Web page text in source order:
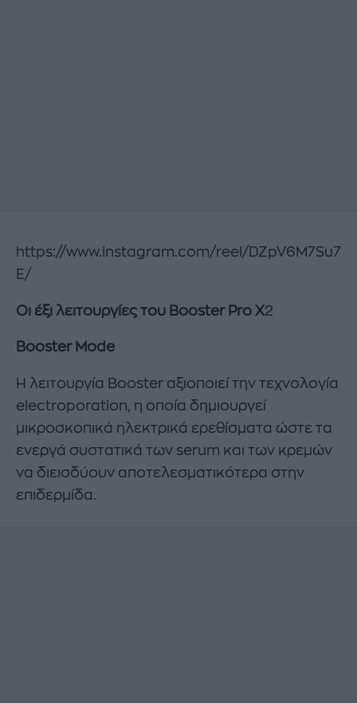
https://www.instagram.com/reel/DZpV6M7Su7
E/
Οι έξι λειτουργίες του Booster Pro X2
Booster Mode
Η λειτουργία Booster αξιοποιεί την τεχνολογία
electroporation, η οποία δημιουργεί
μικροσκοπικά ηλεκτρικά ερεθίσματα ώστε τα
ενεργά συστατικά των serum και των κρεμών
να διεισδύουν αποτελεσματικότερα στην
επιδερμίδα.